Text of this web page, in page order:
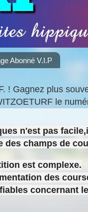
Abonné V.I.P
! Gagnez plus
le
n'est pas
des champs de
est complexe.
des
concernant